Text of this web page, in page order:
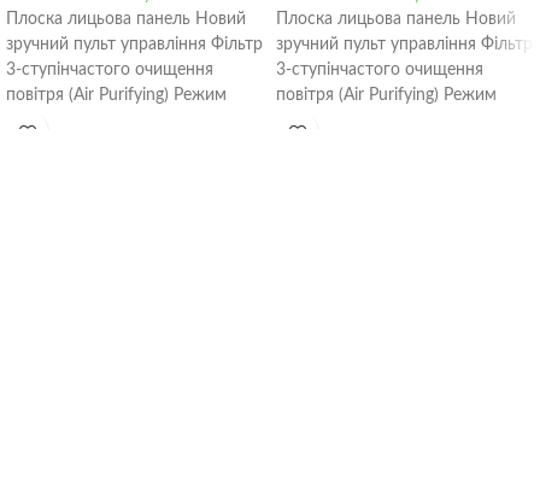
Плоска лицьова панель Новий
зручний пульт управління Фільтр
3-ступінчастого очищення
повітря (Air Purifying) Режим
Плоска лицьова панель Новий
зручний пульт управління Фільтр
3-ступінчастого очищення
повітря (Air Purifying) Режим